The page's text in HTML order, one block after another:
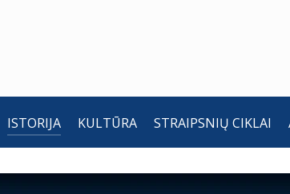
ISTORIJA KULTŪRA STRAIPSNIŲ CIKLAI